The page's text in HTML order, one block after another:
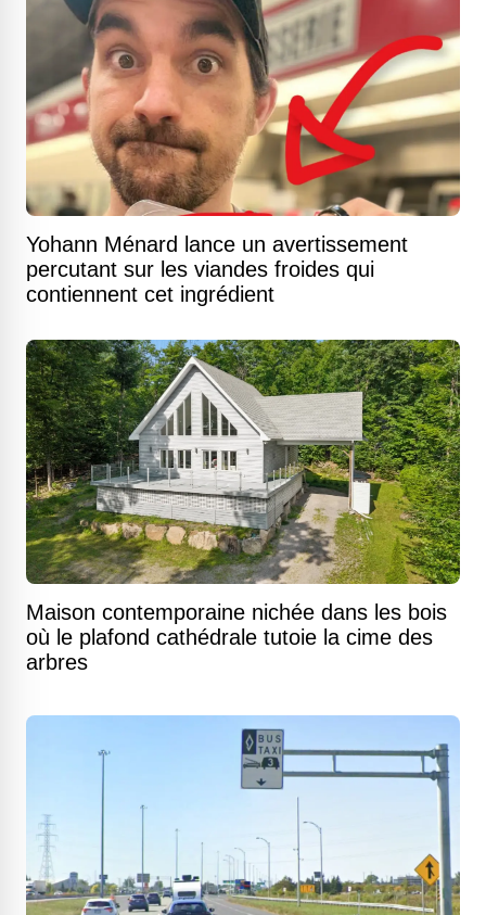
Yohann Ménard lance un avertissement
percutant sur les viandes froides qui
contiennent cet ingrédient
Maison contemporaine nichée dans les bois
où le plafond cathédrale tutoie la cime des
arbres